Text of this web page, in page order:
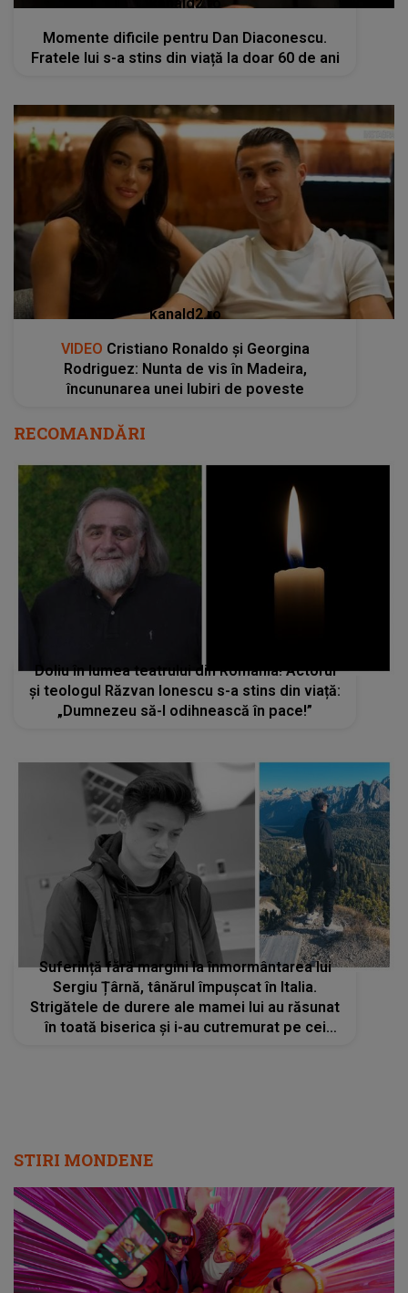
Momente dificile pentru Dan Diaconescu.
Fratele lui s-a stins din viață la doar 60 de ani
kanald2.ro
VIDEO Cristiano Ronaldo și Georgina
Rodriguez: Nunta de vis în Madeira,
încununarea unei Iubiri de poveste
RECOMANDĂRI
Doliu în lumea teatrului din România! Actorul
și teologul Răzvan Ionescu s-a stins din viață:
„Dumnezeu să-l odihnească în pace!”
Suferință fără margini la înmormântarea lui
Sergiu Țârnă, tânărul împușcat în Italia.
Strigătele de durere ale mamei lui au răsunat
în toată biserica și i-au cutremurat pe cei
STIRI MONDENE